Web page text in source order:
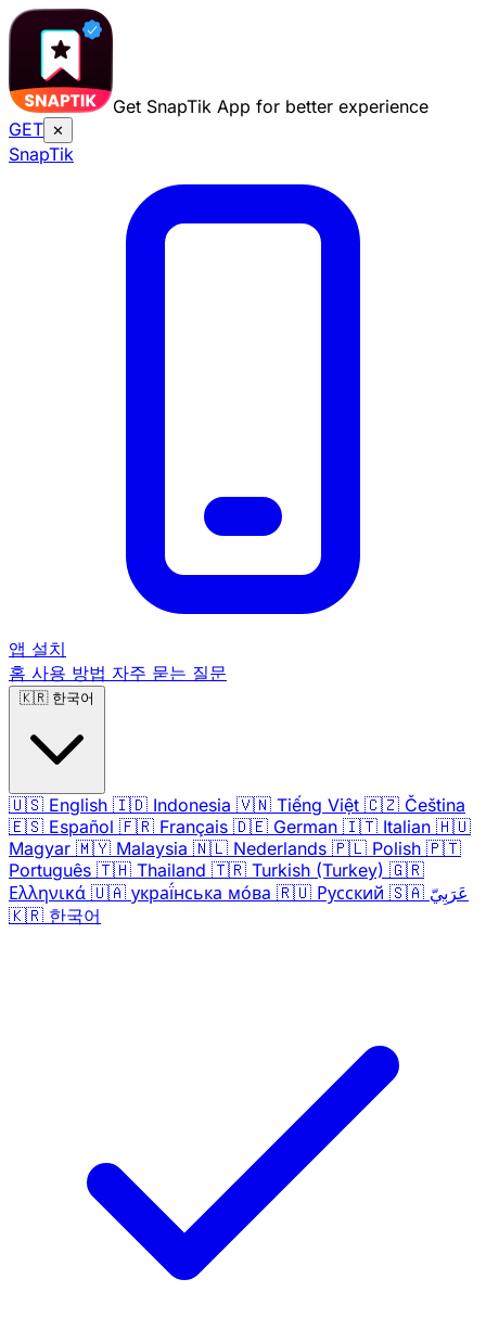
Get SnapTik App for better experience
GET ✕
SnapTik
앱 설치
홈 사용 방법 자주 묻는 질문
🇰🇷 한국어
🇺🇸 English 🇮🇩 Indonesia 🇻🇳 Tiếng Việt 🇨🇿 Čeština
🇪🇸 Español 🇫🇷 Français 🇩🇪 German 🇮🇹 Italian 🇭🇺
Magyar 🇲🇾 Malaysia 🇳🇱 Nederlands 🇵🇱 Polish 🇵🇹
Português 🇹🇭 Thailand 🇹🇷 Turkish (Turkey) 🇬🇷
Ελληνικά 🇺🇦 украї́нська мо́ва 🇷🇺 Русский 🇸🇦 عَرَبِيّ
🇰🇷 한국어